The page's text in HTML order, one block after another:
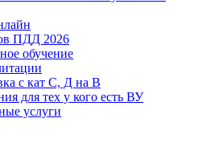
ПДД 2026
обучение
с кат С, Д на В
для тех у кого есть ВУ
услуги